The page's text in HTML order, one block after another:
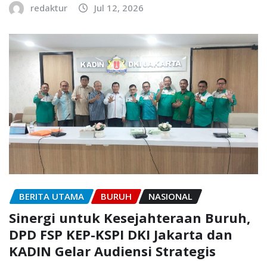
redaktur Jul 12, 2026
BERITA UTAMA BURUH NASIONAL
Sinergi untuk Kesejahteraan Buruh,
DPD FSP KEP-KSPI DKI Jakarta dan
KADIN Gelar Audiensi Strategis